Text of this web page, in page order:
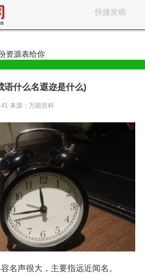
快捷发稿
资源表给你
语什么名遐迩是什么)
来源：万能百科
名声很大，主要指远近闻名。